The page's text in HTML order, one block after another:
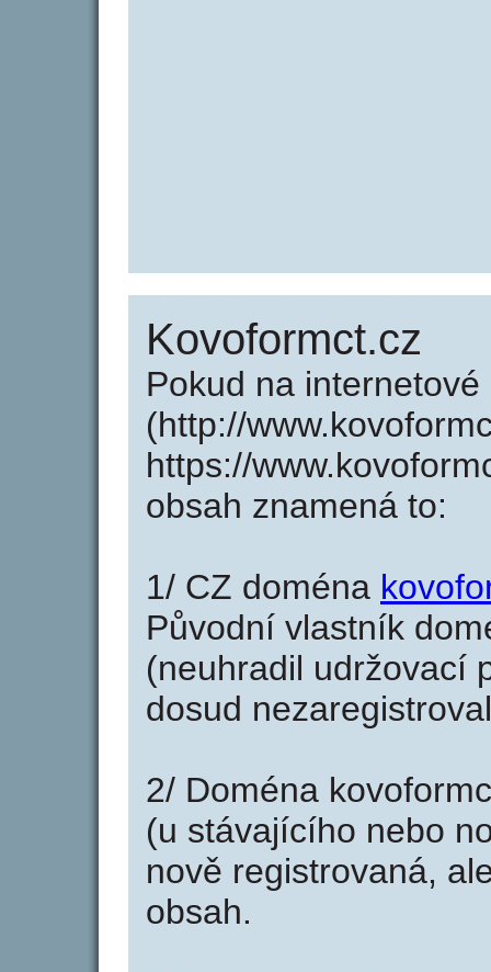
Kovoformct.cz
Pokud na
(http://
https://
obsah znamená to:
1/ CZ doména
Původní vlastník
(neuhradil udržovací
dosud
2/ Doména
(u stávajícího nebo
nově registrovaná,
obsah.